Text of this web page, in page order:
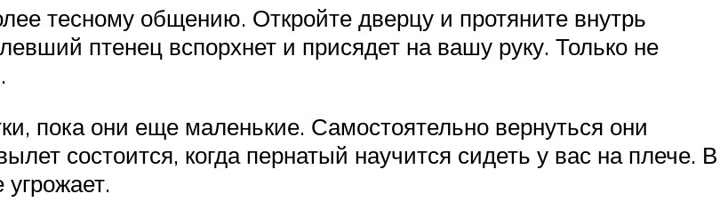
тесному общению. Откройте дверцу и протяните внутрь
птенец вспорхнет и присядет на вашу руку. Только не
пока они еще маленькие. Самостоятельно вернуться они
состоится, когда пернатый научится сидеть у вас на плече. В